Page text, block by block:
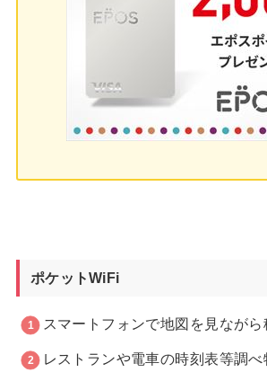
ポケットWiFi
スマートフォンで地図を見ながら
レストランや電車の時刻表等調べ